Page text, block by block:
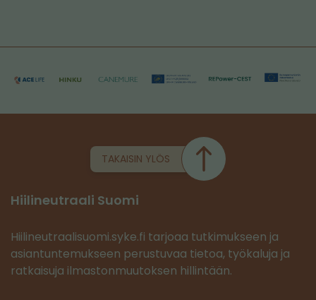
TAKAISIN YLÖS
Hiilineutraali Suomi
Hiilineutraalisuomi.syke.fi tarjoaa tutkimukseen ja
asiantuntemukseen perustuvaa tietoa, työkaluja ja
ratkaisuja ilmastonmuutoksen hillintään.